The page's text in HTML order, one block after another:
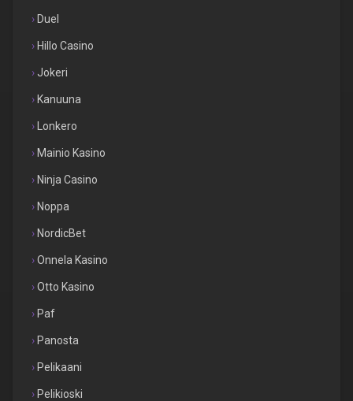
Duel
Hillo Casino
Jokeri
Kanuuna
Lonkero
Mainio Kasino
Ninja Casino
Noppa
NordicBet
Onnela Kasino
Otto Kasino
Paf
Panosta
Pelikaani
Pelikioski